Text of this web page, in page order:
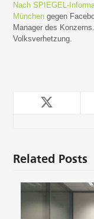
Nach SPIEGEL-
München gegen
Manager des
Volksverhetzung.
Related Posts